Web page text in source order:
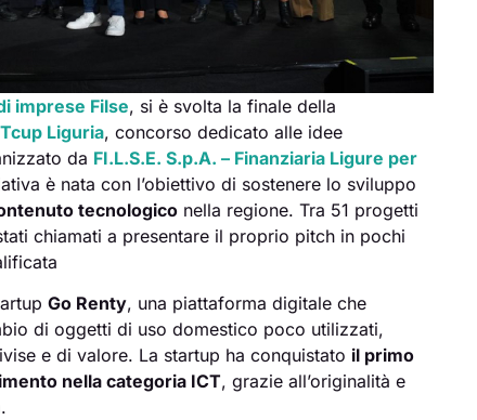
imprese Filse, si è svolta la finale della
Liguria, concorso dedicato alle idee
da FI.L.S.E. S.p.A. – Finanziaria Ligure per
è nata con l’obiettivo di sostenere lo sviluppo
tecnologico nella regione. Tra 51 progetti
chiamati a presentare il proprio pitch in pochi
Go Renty, una piattaforma digitale che
di oggetti di uso domestico poco utilizzati,
e di valore. La startup ha conquistato il primo
nella categoria ICT, grazie all’originalità e